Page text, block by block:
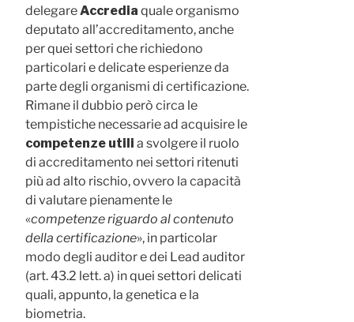
delegareAccredia quale organismo
deputato all’accreditamento, anche
per quei settori che richiedono
particolari e delicate esperienze da
parte degli organismi di certificazione.
Rimane il dubbio però circa le
tempistiche necessarie ad acquisire le
competenze utili a svolgere il ruolo
di accreditamento nei settori ritenuti
più ad alto rischio, ovvero la capacità
di valutare pienamente le
«competenze riguardo al contenuto
della certificazione», in particolar
modo degli auditor e dei Lead auditor
(art. 43.2 lett. a) in quei settori delicati
quali, appunto, la genetica e la
biometria.